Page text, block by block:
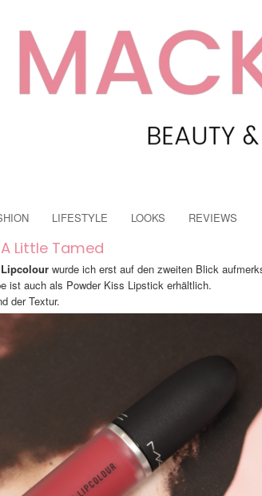
LIFESTYLE LOOKS REVIEWS
Little Tamed
Lipcolourwurde ich erst auf den zweiten Blick
ist auch als Powder Kiss Lipstick erhältlich.
der Textur.